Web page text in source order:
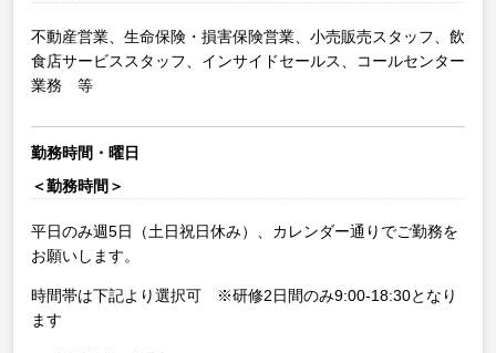
不動産営業、生命保険・損害保険営業、小売販売スタッフ、飲
食店サービススタッフ、インサイドセールス、コールセンター
業務 等
勤務時間・曜日
＜勤務時間＞
平日のみ週5日（土日祝日休み）、カレンダー通りでご勤務を
お願いします。
時間帯は下記より選択可 ※研修2日間のみ9:00-18:30となり
ます